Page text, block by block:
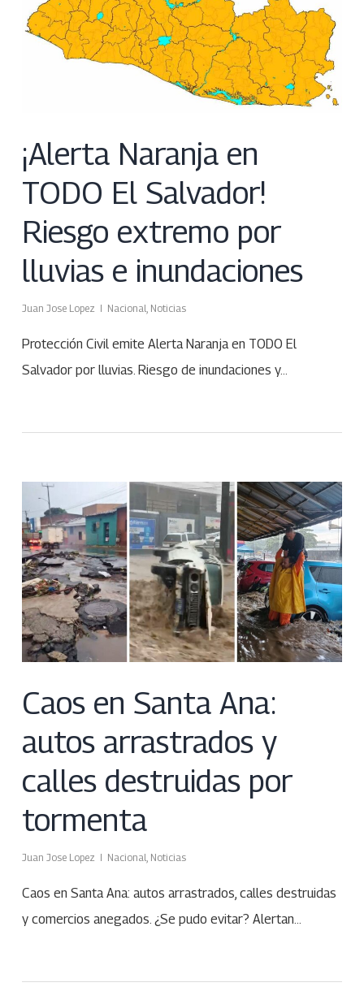
¡Alerta Naranja en
TODO El Salvador!
Riesgo extremo por
lluvias e inundaciones
Juan Jose Lopez Nacional Noticias
Protección Civil emite Alerta Naranja en TODO El
Salvador por lluvias. Riesgo de inundaciones y…
Caos en Santa Ana:
autos arrastrados y
calles destruidas por
tormenta
Juan Jose Lopez Nacional Noticias
Caos en Santa Ana: autos arrastrados, calles destruidas
y comercios anegados. ¿Se pudo evitar? Alertan…